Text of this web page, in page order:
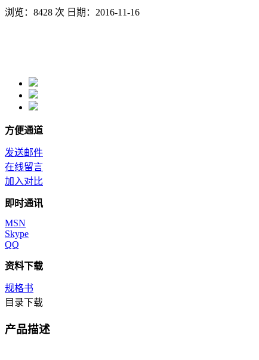
浏览：8428 次 日期：2016-11-16
方便通道
发送邮件
在线留言
加入对比
即时通讯
MSN
Skype
QQ
资料下载
规格书
目录下载
产品描述